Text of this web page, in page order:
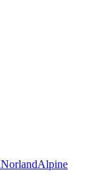
NorlandAlpine